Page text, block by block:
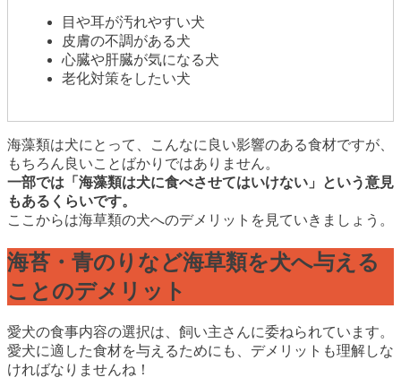
目や耳が汚れやすい犬
皮膚の不調がある犬
心臓や肝臓が気になる犬
老化対策をしたい犬
海藻類は犬にとって、こんなに良い影響のある食材ですが、
もちろん良いことばかりではありません。
一部では「海藻類は犬に食べさせてはいけない」という意見
もあるくらいです。
ここからは海草類の犬へのデメリットを見ていきましょう。
海苔・青のりなど海草類を犬へ与える
ことのデメリット
愛犬の食事内容の選択は、飼い主さんに委ねられています。
愛犬に適した食材を与えるためにも、デメリットも理解しな
ければなりませんね！